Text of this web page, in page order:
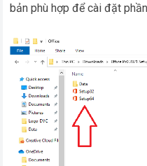
bản phù hợp để cài đặt